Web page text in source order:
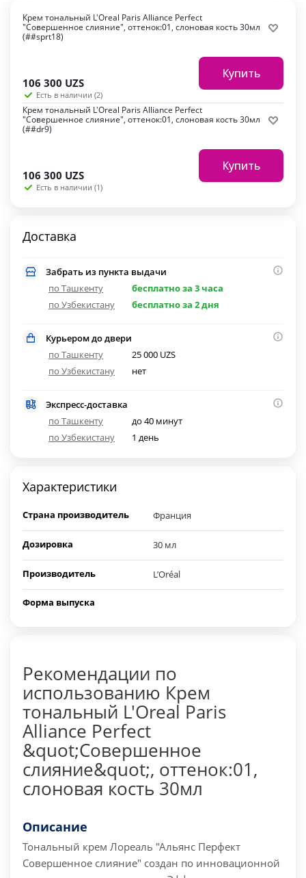
Крем тональный L'Oreal Paris Alliance Perfect
"Совершенное слияние", оттенок:01, слоновая кость 30мл
(##sprt18)
106 300 UZS
Есть в наличии (2)
Купить
Крем тональный L'Oreal Paris Alliance Perfect
"Совершенное слияние", оттенок:01, слоновая кость 30мл
(##dr9)
106 300 UZS
Есть в наличии (1)
Купить
Доставка
Забрать из пункта выдачи
по Ташкенту
бесплатно за 3 часа
по Узбекистану
бесплатно за 2 дня
Курьером до двери
по Ташкенту
25 000 UZS
по Узбекистану
нет
Экспресс-доставка
по Ташкенту
до 40 минут
по Узбекистану
1 день
Характеристики
Страна производитель Франция
Дозировка 30 мл
Производитель L’Oréal
Форма выпуска
Рекомендации по
использованию Крем
тональный L'Oreal Paris
Alliance Perfect
&quot;Совершенное
слияние&quot;, оттенок:01,
слоновая кость 30мл
Описание
Тональный крем Лореаль "Альянс Перфект
Совершенное слияние" создан по инновационной